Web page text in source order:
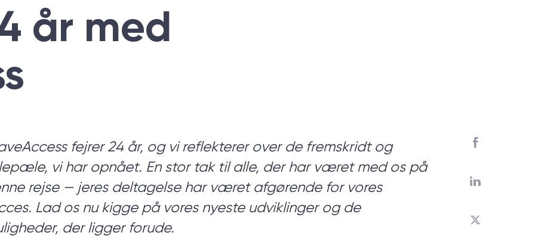
år med
fejrer 24 år, og vi reflekterer over de fremskridt og
vi har opnået. En stor tak til alle, der har været med os på
rejse — jeres deltagelse har været afgørende for vores
Lad os nu kigge på vores nyeste udviklinger og de
der ligger forude.
tvivl om, hvad du præcist har brug
for?